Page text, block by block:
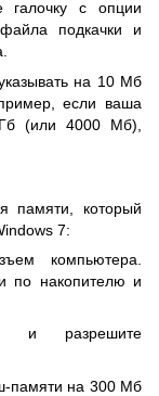
галочку с опции
файла подкачки и
на 10 Мб
если ваша
(или 4000 Мб),
памяти, который
7:
компьютера.
по накопителю и
и разрешите
памяти на 300 Мб